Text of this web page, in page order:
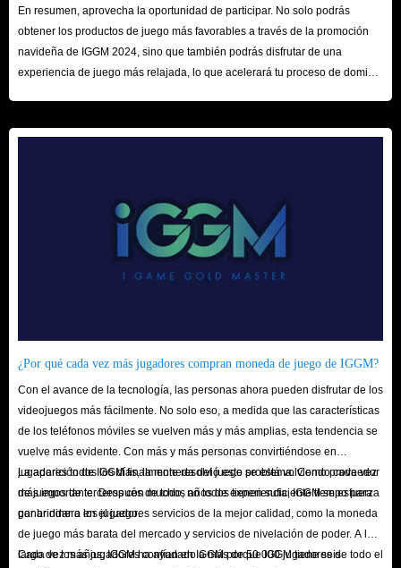
En resumen, aprovecha la oportunidad de participar. No solo podrás
obtener los productos de juego más favorables a través de la promoción
navideña de IGGM 2024, sino que también podrás disfrutar de una
experiencia de juego más relajada, lo que acelerará tu proceso de dominio
¿Por qué cada vez más jugadores compran moneda de juego de IGGM?
Con el avance de la tecnología, las personas ahora pueden disfrutar de los
videojuegos más fácilmente. No solo eso, a medida que las características
de los teléfonos móviles se vuelven más y más amplias, esta tendencia se
vuelve más evidente. Con más y más personas convirtiéndose en
jugadores todos los días, la moneda del juego se está volviendo cada vez
más importante. Después de todo, no todos tienen suficiente tiempo para
ganar dinero en el juego.
La aparición de IGGM finalmente resolvió este problema. Como proveedor
de juegos de terceros con muchos años de experiencia, IGGM se esfuerza
por brindar a los jugadores servicios de la mejor calidad, como la moneda
de juego más barata del mercado y servicios de nivelación de poder. A lo
largo de los años, IGGM ha ayudado a más de 50 000 jugadores de todo el
Cada vez más jugadores confían en IGGM porque IGGM tiene seis